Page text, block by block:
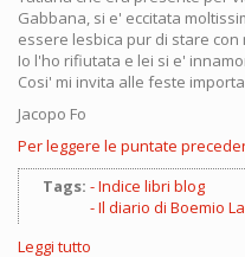
Gabbana, si e' eccitata
essere lesbica pur di stare con
Io l'ho rifiutata e lei si e'
Cosi' mi invita alle feste
Jacopo Fo
Per leggere le puntate
Tags:
Indice libri blog
Il diario di Boemio
Leggi tutto